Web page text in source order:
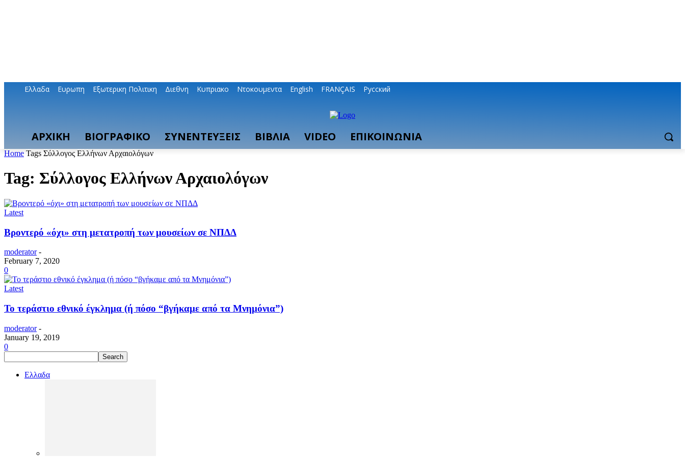
Ελλαδα Ευρωπη Εξωτερικη Πολιτικη Διεθνη Κυπριακο Ντοκουμεντα English FRANÇAIS Русский
ΑΡΧΙΚΗ ΒΙΟΓΡΑΦΙΚΟ ΣΥΝΕΝΤΕΥΞΕΙΣ ΒΙΒΛΙΑ VIDEO ΕΠΙΚΟΙΝΩΝΙΑ
Home Tags Σύλλογος Ελλήνων Αρχαιολόγων
Tag: Σύλλογος Ελλήνων Αρχαιολόγων
Latest
Βροντερό «όχι» στη μετατροπή των μουσείων σε ΝΠΔΔ
moderator -
February 7, 2020
0
Latest
Το τεράστιο εθνικό έγκλημα (ή πόσο “βγήκαμε από τα Μνημόνια”)
moderator -
January 19, 2019
0
Ελλαδα